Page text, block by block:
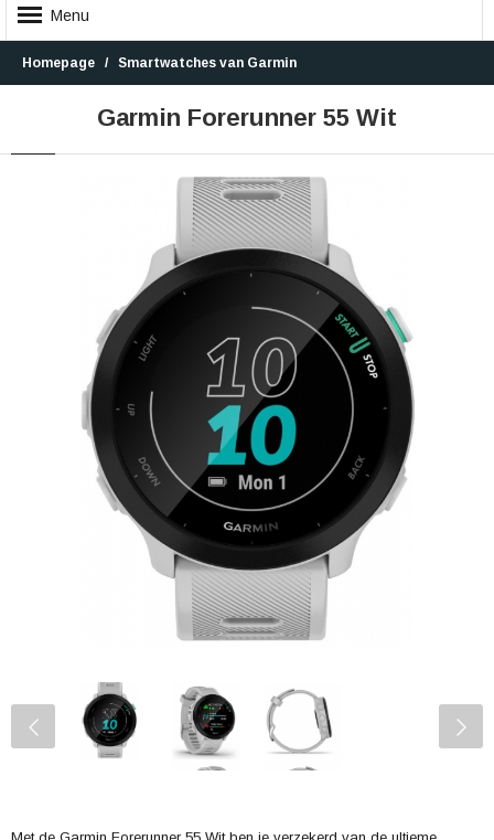
Menu
Homepage Smartwatches van Garmin
Garmin Forerunner 55 Wit